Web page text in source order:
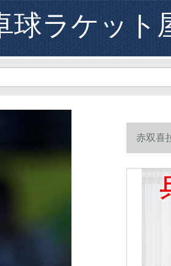
球ラケット
赤双喜